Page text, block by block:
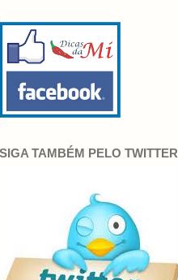
SIGA TAMBÉM PELO TWITTER